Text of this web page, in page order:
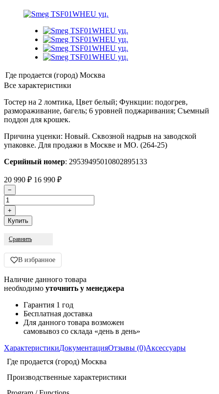
Где продается (город) Москва
Все характеристики
Тостер на 2 ломтика, Цвет белый; Функции: подогрев,
размораживание, багель; 6 уровней поджаривания; Съемный
поддон для крошек.
Причина уценки: Новый. Сквозной надрыв на заводской
упаковке. Для продажи в Москве и МО. (264-25)
Серийный номер: 29539495010802895133
20 990 ₽ 16 990 ₽
Сравнить
В избранное
Наличие данного товара
необходимо уточнить у менеджера
Гарантия 1 год
Бесплатная доставка
Для данного товара возможен
самовывоз со склада «день в день»
ХарактеристикиДокументацияОтзывы (0)Аксессуары
Где продается (город) Москва
Производственные характеристики